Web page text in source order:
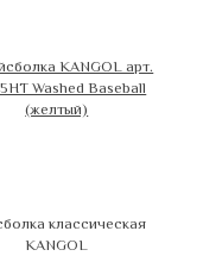
классическая
KANGOL